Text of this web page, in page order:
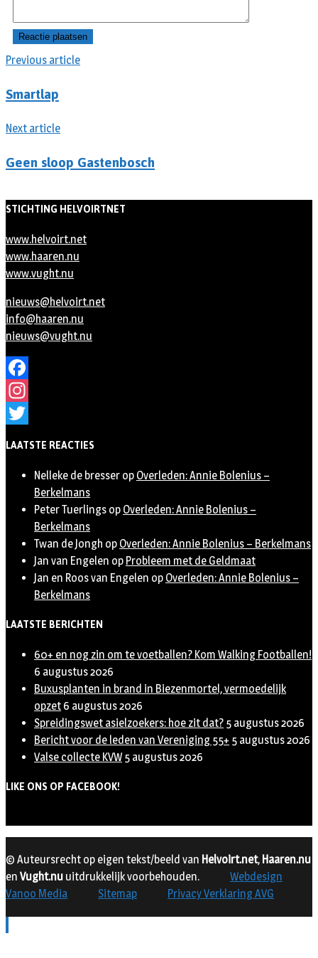
Previous article
Smartlap
Next article
Geen sloop Gastenbosch
STICHTING HELVOIRTNET
www.helvoirt.net
www.haaren.nu
www.vught.nu
nieuws@helvoirt.net
info@haaren.nu
nieuws@vught.nu
Facebook
Instagram
LAATSTE REACTIES
Nelleke de bresser op Overleden: Annie Bolenius –
Berkelmans
Peter Tuerlings op Overleden: Annie Bolenius –
Berkelmans
Twan de Jongh op Overleden: Annie Bolenius – Berkelmans
Jan van Engelen op Probleem met de Geldmaat
Jan en Roos van Engelen op Overleden: Annie Bolenius –
Berkelmans
LAATSTE BERICHTEN
60+ en nog zin om te voetballen? Kom Walking Footballen!
6 augustus 2026
Buxusplanten in brand in Biezenmortel, vermoedelijk
opzet 6 augustus 2026
Spreidingswet asielzoekers: hoe zit dat? 5 augustus 2026
Bericht voor de leden van Vereniging 55+ 5 augustus 2026
Valse collecte KVW 5 augustus 2026
LIKE ONS OP FACEBOOK!
© Auteursrecht op eigen tekst/beeld van Helvoirt.net, Haaren.nu
en Vught.nu uitdrukkelijk voorbehouden.
Webdesign
Vanoo Media
Sitemap Privacy Verklaring AVG